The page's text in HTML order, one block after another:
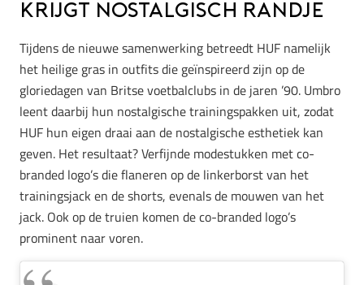
krijgt nostalgisch randje
Tijdens de nieuwe samenwerking betreedt HUF namelijk
het heilige gras in outfits die geïnspireerd zijn op de
gloriedagen van Britse voetbalclubs in de jaren ’90. Umbro
leent daarbij hun nostalgische trainingspakken uit, zodat
HUF hun eigen draai aan de nostalgische esthetiek kan
geven. Het resultaat? Verfijnde modestukken met co-
branded logo’s die flaneren op de linkerborst van het
trainingsjack en de shorts, evenals de mouwen van het
jack. Ook op de truien komen de co-branded logo’s
prominent naar voren.